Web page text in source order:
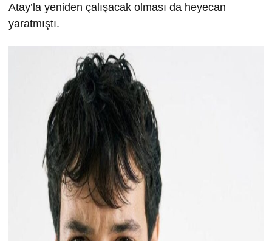
Atay’la yeniden çalışacak olması da heyecan
yaratmıştı.